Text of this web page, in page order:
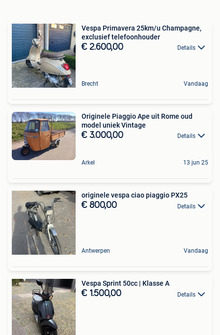
Vespa Primavera 25km/u Champagne,
exclusief telefoonhouder
€ 2.600,00 Details
Brecht Vandaag
Originele Piaggio Ape uit Rome oud
model uniek Vintage
€ 3.000,00 Details
Arkel 13 jun 25
originele vespa ciao piaggio PX25
€ 800,00 Details
Antwerpen Vandaag
Vespa Sprint 50cc | Klasse A
€ 1.500,00 Details